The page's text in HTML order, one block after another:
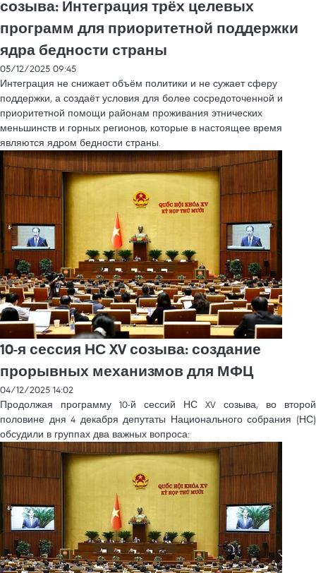
созыва: Интеграция трёх целевых
программ для приоритетной поддержки
ядра бедности страны
05/12/2025 09:45
Интеграция не снижает объём политики и не сужает сферу
поддержки, а создаёт условия для более сосредоточенной и
приоритетной помощи районам проживания этнических
меньшинств и горных регионов, которые в настоящее время
являются ядром бедности страны.
10-я сессия НС XV созыва: создание
прорывных механизмов для МФЦ
04/12/2025 14:02
Продолжая программу 10-й сессий НС XV созыва, во второй
половине дня 4 декабря депутаты Национального собрания (НС)
обсудили в группах два важных вопроса: